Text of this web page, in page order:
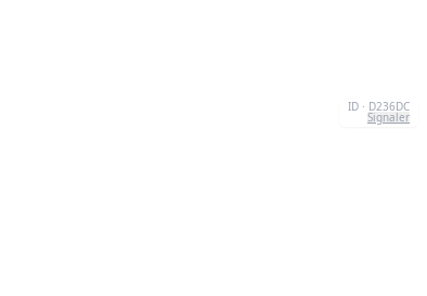
ID · D236DC
Signaler